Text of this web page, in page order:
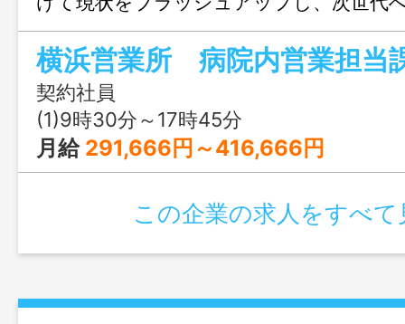
進めていく。次々と事業を拡大展開して
力となっている病院向け業務委託事業を
である。今後、病院事業についても経営
働き方改革を図る理由で、各業務のアウ
加速すると考えている。病院内清掃、消
求業務等、病院向け業務委託事業につい
及び企画提案での営業成果を上げる事業
して業務を邁進する。 変更範囲：変更
横浜営業所 病院内営業担当
契約社員
(1)9時30分～17時45分
月給 291,666円～416,666円
この企業の求人をすべて